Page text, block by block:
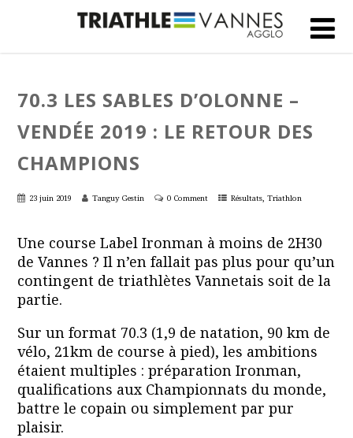
70.3 LES SABLES D’OLONNE –
VENDÉE 2019 : LE RETOUR DES
CHAMPIONS
23 juin 2019 Tanguy Gestin 0 Comment Résultats, Triathlon
Une course Label Ironman à moins de 2H30
de Vannes ? Il n’en fallait pas plus pour qu’un
contingent de triathlètes Vannetais soit de la
partie.
Sur un format 70.3 (1,9 de natation, 90 km de
vélo, 21km de course à pied), les ambitions
étaient multiples : préparation Ironman,
qualifications aux Championnats du monde,
battre le copain ou simplement par pur
plaisir.